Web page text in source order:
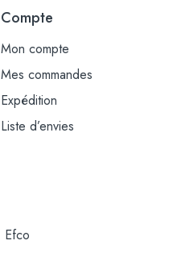
Compte
Mon compte
Mes commandes
Expédition
Liste d’envies
Efco